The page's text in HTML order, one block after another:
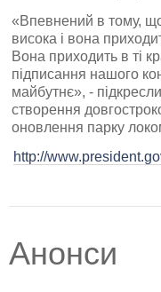
«Впевнений в тому,
висока і вона
Вона приходить в ті
підписання нашого
майбутнє», -
створення
оновлення парку
http://
Анонси